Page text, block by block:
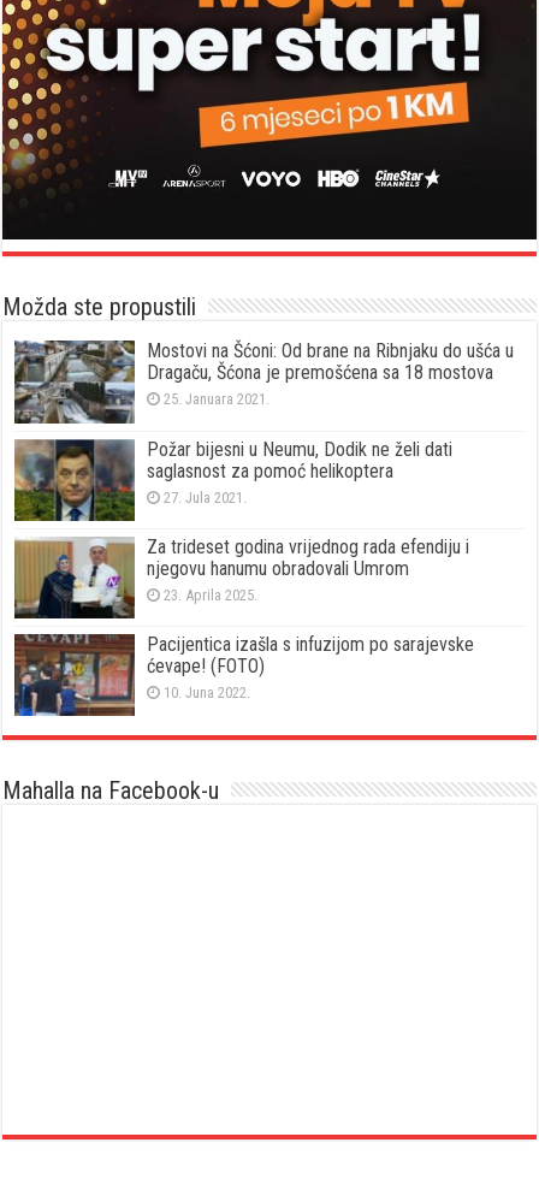
Možda ste propustili
Mostovi na Šćoni: Od brane na Ribnjaku do ušća u
Dragaču, Šćona je premošćena sa 18 mostova
25. Januara 2021.
Požar bijesni u Neumu, Dodik ne želi dati
saglasnost za pomoć helikoptera
27. Jula 2021.
Za trideset godina vrijednog rada efendiju i
njegovu hanumu obradovali Umrom
23. Aprila 2025.
Pacijentica izašla s infuzijom po sarajevske
ćevape! (FOTO)
10. Juna 2022.
Mahalla na Facebook-u